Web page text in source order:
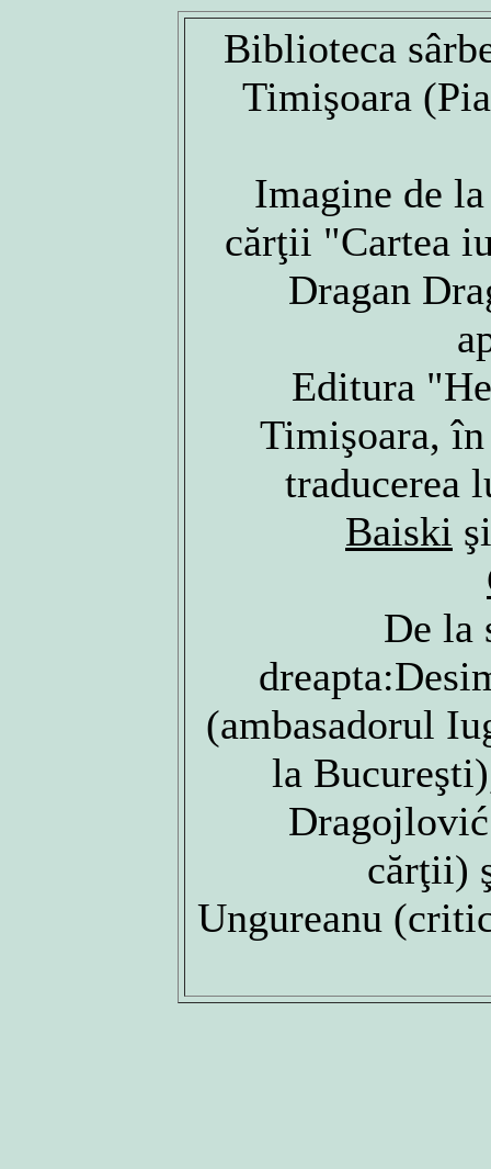
Biblioteca
Timişoara
Imagine de
cărţii "Cartea
Dragan
Editura
Timişoara,
traducerea
Baiski
De la
(ambasadorul
la
cărţii)
Ungureanu